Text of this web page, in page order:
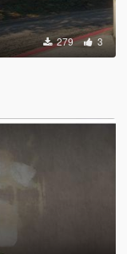
279 3